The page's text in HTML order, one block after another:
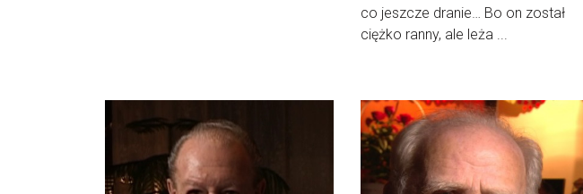
co jeszcze dranie… Bo on został
ciężko ranny, ale leża ...